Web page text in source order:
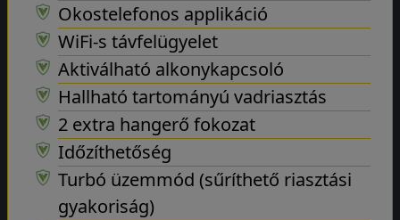
Okostelefonos applikáció
WiFi-s távfelügyelet
Aktiválható alkonykapcsoló
Hallható tartományú vadriasztás
2 extra hangerő fokozat
Időzíthetőség
Turbó üzemmód (sűríthető riasztási
gyakoriság)